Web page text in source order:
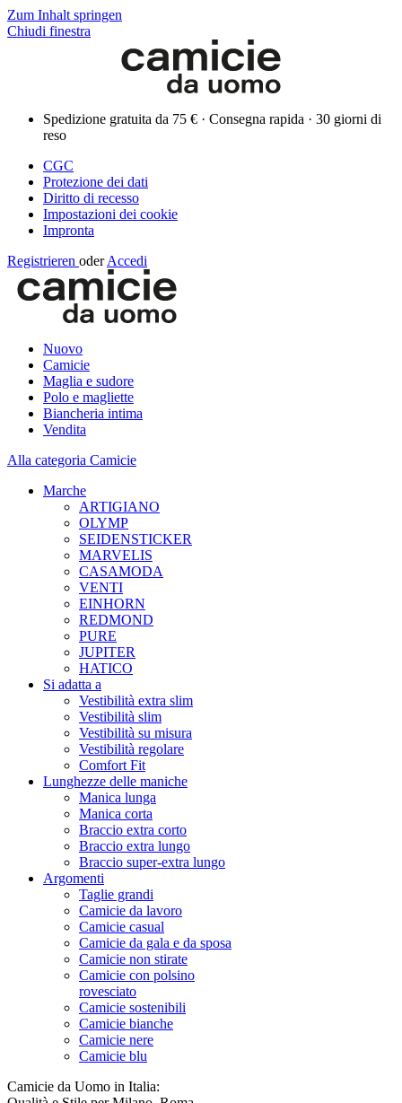
Zum Inhalt springen
Chiudi finestra
Spedizione gratuita da 75 € · Consegna rapida · 30 giorni di
reso
CGC
Protezione dei dati
Diritto di recesso
Impostazioni dei cookie
Impronta
Registrieren oder Accedi
Nuovo
Camicie
Maglia e sudore
Polo e magliette
Biancheria intima
Vendita
Alla categoria Camicie
Marche
ARTIGIANO
OLYMP
SEIDENSTICKER
MARVELIS
CASAMODA
VENTI
EINHORN
REDMOND
PURE
JUPITER
HATICO
Si adatta a
Vestibilità extra slim
Vestibilità slim
Vestibilità su misura
Vestibilità regolare
Comfort Fit
Lunghezze delle maniche
Manica lunga
Manica corta
Braccio extra corto
Braccio extra lungo
Braccio super-extra lungo
Argomenti
Taglie grandi
Camicie da lavoro
Camicie casual
Camicie da gala e da sposa
Camicie non stirate
Camicie con polsino
rovesciato
Camicie sostenibili
Camicie bianche
Camicie nere
Camicie blu
Camicie da Uomo in Italia: